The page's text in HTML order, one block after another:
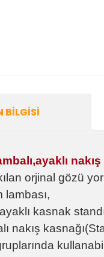
BILGISI
nakış
orjinal gözü
lambası,
kasnak
nakış